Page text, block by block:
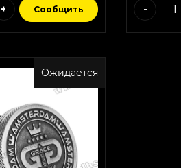
+ Сообщить -
Ожидается